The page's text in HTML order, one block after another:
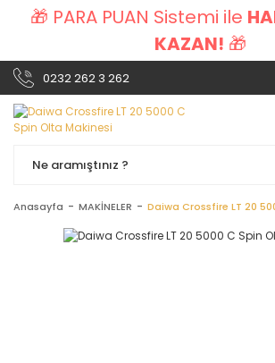
🎁 PARA PUAN Sistemi ile
KAZAN! 🎁
0232 262 3 262
Anasayfa MAKİNELER Daiwa Crossfire LT 20